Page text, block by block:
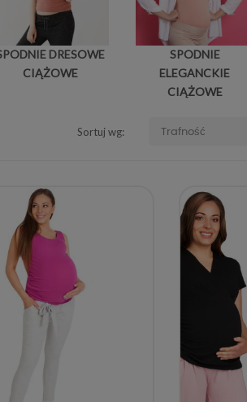
DRESOWE
CIĄŻOWE
SPODNIE
ELEGANCKIE
CIĄŻOWE
Sortuj wg: Trafność